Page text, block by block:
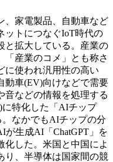
、家電製品、自動車など
ットにつなぐIoT時代の
と拡大している。産業の
「産業のコメ」とも称さ
に使われ汎用性の高い
動車(EV)向けなどで需要
音などの情報を処理する
に特化した「AIチップ
なかでもAIチップの分
が生成AI「ChatGPT」を
化した。米国と中国によ
り、半導体は国家間の競